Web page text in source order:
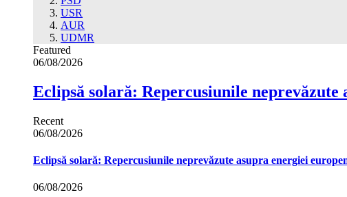
USR
AUR
UDMR
Featured
06/08/2026
Eclipsă solară: Repercusiunile neprevăzute
Recent
06/08/2026
Eclipsă solară: Repercusiunile neprevăzute asupra energiei
06/08/2026